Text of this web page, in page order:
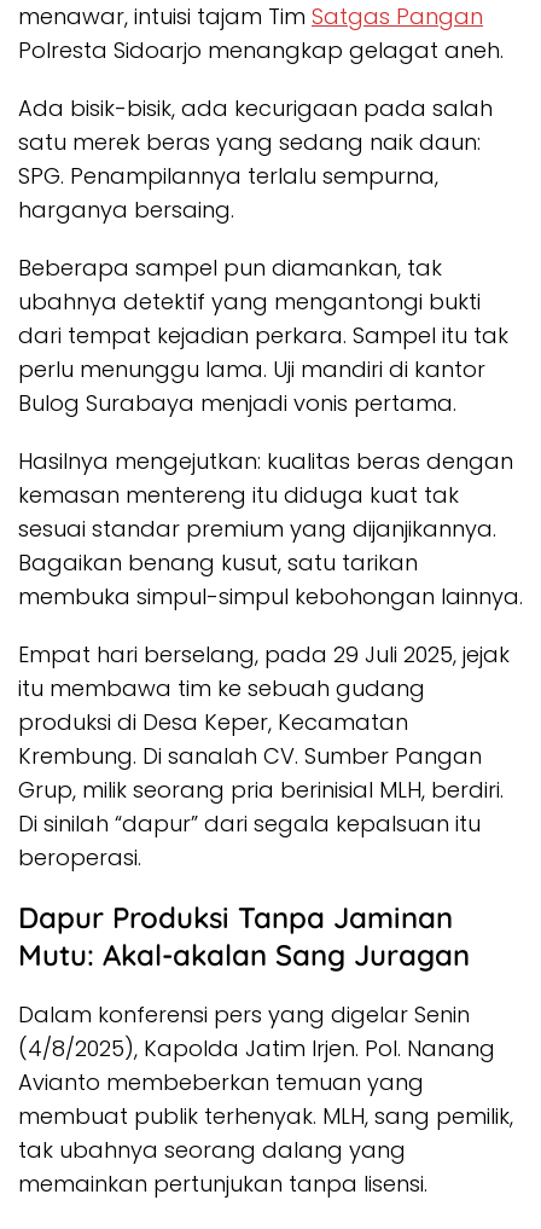
menawar, intuisi tajam Tim Satgas Pangan
Polresta Sidoarjo menangkap gelagat aneh.
Ada bisik-bisik, ada kecurigaan pada salah
satu merek beras yang sedang naik daun:
SPG. Penampilannya terlalu sempurna,
harganya bersaing.
Beberapa sampel pun diamankan, tak
ubahnya detektif yang mengantongi bukti
dari tempat kejadian perkara. Sampel itu tak
perlu menunggu lama. Uji mandiri di kantor
Bulog Surabaya menjadi vonis pertama.
Hasilnya mengejutkan: kualitas beras dengan
kemasan mentereng itu diduga kuat tak
sesuai standar premium yang dijanjikannya.
Bagaikan benang kusut, satu tarikan
membuka simpul-simpul kebohongan lainnya.
Empat hari berselang, pada 29 Juli 2025, jejak
itu membawa tim ke sebuah gudang
produksi di Desa Keper, Kecamatan
Krembung. Di sanalah CV. Sumber Pangan
Grup, milik seorang pria berinisial MLH, berdiri.
Di sinilah “dapur” dari segala kepalsuan itu
beroperasi.
Dapur Produksi Tanpa Jaminan
Mutu: Akal-akalan Sang Juragan
Dalam konferensi pers yang digelar Senin
(4/8/2025), Kapolda Jatim Irjen. Pol. Nanang
Avianto membeberkan temuan yang
membuat publik terhenyak. MLH, sang pemilik,
tak ubahnya seorang dalang yang
memainkan pertunjukan tanpa lisensi.